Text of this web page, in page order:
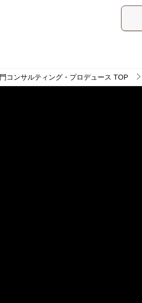
コンサルティング・プロデュース TOP